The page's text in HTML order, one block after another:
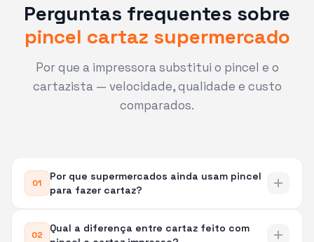
Perguntas frequentes sobre
pincel cartaz supermercado
Por que a impressora substitui o pincel e o
cartazista — velocidade, qualidade e custo
comparados.
01
Por que supermercados ainda usam pincel
para fazer cartaz?
O uso do pincel para cartaz de supermercado
02
Qual a diferença entre cartaz feito com